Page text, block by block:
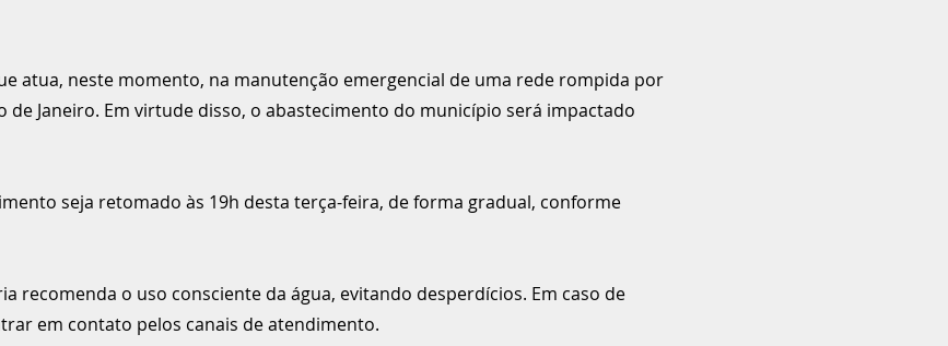
atua, neste momento, na manutenção emergencial de uma rede rompida por
de Janeiro. Em virtude disso, o abastecimento do município será impactado
seja retomado às 19h desta terça-feira, de forma gradual, conforme
recomenda o uso consciente da água, evitando desperdícios. Em caso de
em contato pelos canais de atendimento.